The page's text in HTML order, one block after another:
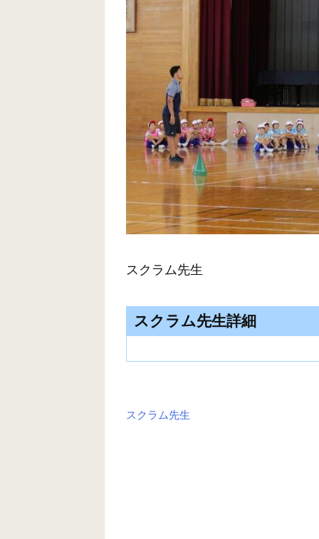
スクラム先生
スクラム先生詳細
スクラム先生